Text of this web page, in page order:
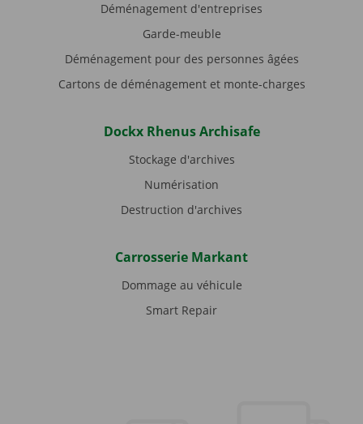
Déménagement d'entreprises
Garde-meuble
Déménagement pour des personnes âgées
Cartons de déménagement et monte-charges
Dockx Rhenus Archisafe
Stockage d'archives
Numérisation
Destruction d'archives
Carrosserie Markant
Dommage au véhicule
Smart Repair